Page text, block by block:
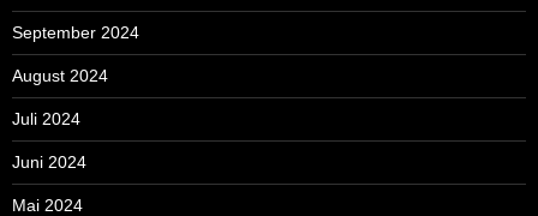
September 2024
August 2024
Juli 2024
Juni 2024
Mai 2024